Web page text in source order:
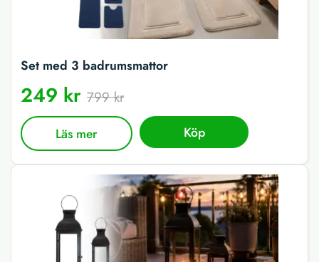
Set med 3 badrumsmattor
249 kr 799 kr
Läs mer Köp